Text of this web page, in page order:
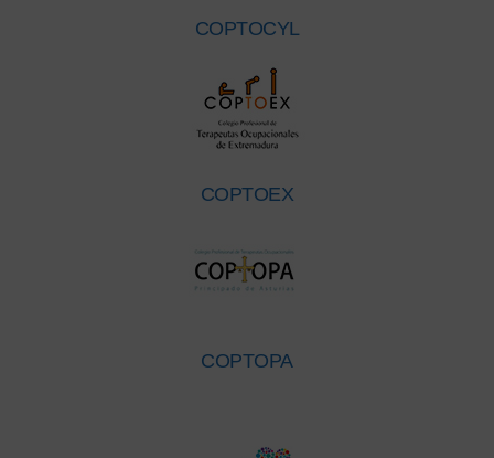
COPTOCYL
COPTOEX
COPTOPA